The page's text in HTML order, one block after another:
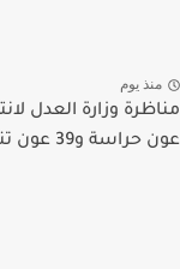
يوم
و39 عون تنظيف